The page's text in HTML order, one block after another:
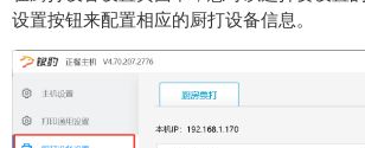
设置按钮来配置相应的厨打设备信息。